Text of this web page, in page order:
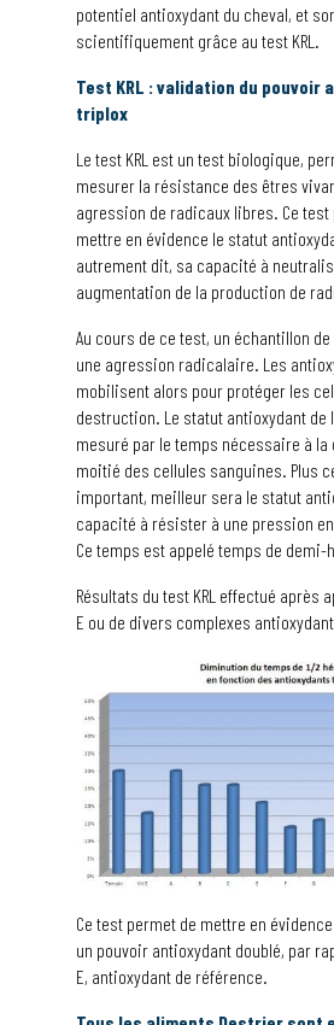
potentiel antioxydant du cheval, et
scientifiquement grâce au test KRL.
Test KRL : validation du pouvoir
triplox
Le test KRL est un test biologique,
mesurer la résistance des êtres
agression de radicaux libres. Ce test
mettre en évidence le statut
autrement dit, sa capacité à
augmentation de la production de
Au cours de ce test, un échantillon
une agression radicalaire. Les
mobilisent alors pour protéger les
destruction. Le statut antioxydant de
mesuré par le temps nécessaire à
moitié des cellules sanguines. Plus
important, meilleur sera le statut
capacité à résister à une pression
Ce temps est appelé temps de demi-
Résultats du test KRL effectué après
E ou de divers complexes
Ce test permet de mettre en
un pouvoir antioxydant doublé, par
E, antioxydant de référence.